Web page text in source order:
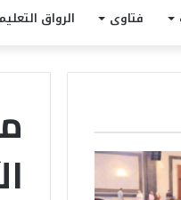
فتاوى الرواق
من